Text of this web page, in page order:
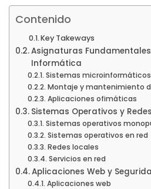
Contenido
Key Takeways
Asignaturas
Informática
Sistemas microinformáticos
Montaje y mantenimiento
Aplicaciones ofimáticas
Sistemas Operativos y Redes
Sistemas operativos
Sistemas operativos en red
Redes locales
Servicios en red
Aplicaciones Web y
Aplicaciones web